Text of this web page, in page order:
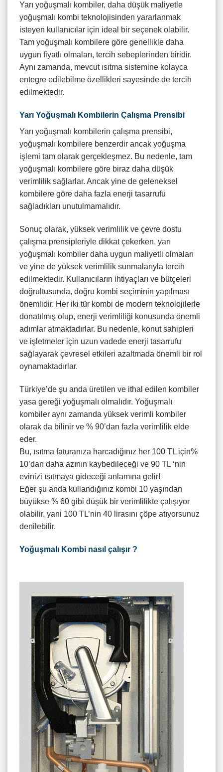
Yarı yoğuşmalı kombiler, daha düşük maliyetle
yoğuşmalı kombi teknolojisinden yararlanmak
isteyen kullanıcılar için ideal bir seçenek olabilir.
Tam yoğuşmalı kombilere göre genellikle daha
uygun fiyatlı olmaları, tercih sebeplerinden biridir.
Aynı zamanda, mevcut ısıtma sistemine kolayca
entegre edilebilme özellikleri sayesinde de tercih
edilmektedir.
Yarı Yoğuşmalı Kombilerin Çalışma Prensibi
Yarı yoğuşmalı kombilerin çalışma prensibi,
yoğuşmalı kombilere benzerdir ancak yoğuşma
işlemi tam olarak gerçekleşmez. Bu nedenle, tam
yoğuşmalı kombilere göre biraz daha düşük
verimlilik sağlarlar. Ancak yine de geleneksel
kombilere göre daha fazla enerji tasarrufu
sağladıkları unutulmamalıdır.
Sonuç olarak, yüksek verimlilik ve çevre dostu
çalışma prensipleriyle dikkat çekerken, yarı
yoğuşmalı kombiler daha uygun maliyetli olmaları
ve yine de yüksek verimlilik sunmalarıyla tercih
edilmektedir. Kullanıcıların ihtiyaçları ve bütçeleri
doğrultusunda, doğru kombi seçiminin yapılması
önemlidir. Her iki tür kombi de modern teknolojilerle
donatılmış olup, enerji verimliliği konusunda önemli
adımlar atmaktadırlar. Bu nedenle, konut sahipleri
ve işletmeler için uzun vadede enerji tasarrufu
sağlayarak çevresel etkileri azaltmada önemli bir rol
oynamaktadırlar.
Türkiye’de şu anda üretilen ve ithal edilen kombiler
yasa gereği yoğuşmalı olmalıdır. Yoğuşmalı
kombiler aynı zamanda yüksek verimli kombiler
olarak da bilinir ve % 90’dan fazla verimlilik elde
eder.
Bu, ısıtma faturanıza harcadığınız her 100 TL için%
10’dan daha azının kaybedileceği ve 90 TL ‘nin
evinizi ısıtmaya gideceği anlamına gelir!
Eğer şu anda kullandığınız kombi 10 yaşından
büyükse % 60 gibi düşük bir verimlilikte çalışıyor
olabilir, yani 100 TL’nin 40 lirasını çöpe atıyorsunuz
denilebilir.
Yoğuşmalı Kombi nasıl çalışır ?